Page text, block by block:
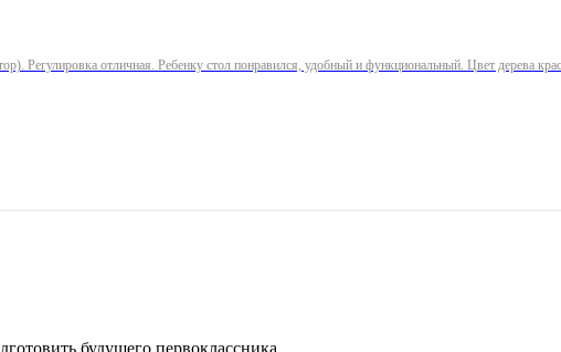
Регулировка отличная. Ребенку стол понравился, удобный и функциональный. Цвет дерева
будущего первоклассника